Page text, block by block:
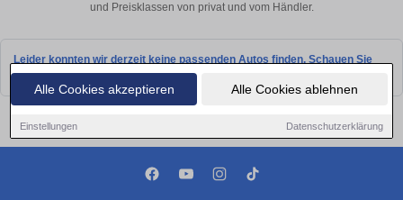
Alle Cookies akzeptieren Alle Cookies ablehnen
Einstellungen Datenschutzerklärung
und Preisklassen von privat und vom Händler.
Leider konnten wir derzeit keine passenden Autos finden. Schauen Sie
bald wieder vorbei!